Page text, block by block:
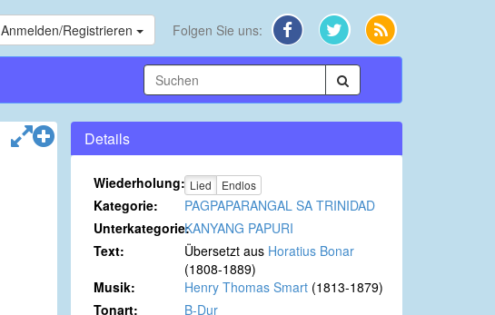
Anmelden/Registrieren Folgen Sie uns:
Details
Wiederholung: Lied Endlos
Kategorie:
PAGPAPARANGAL SA TRINIDAD
Unterkategorie:KANYANG PAPURI
Text:
Übersetzt aus Horatius Bonar
(1808-1889)
Musik:
Henry Thomas Smart (1813-1879)
Tonart:
B-Dur